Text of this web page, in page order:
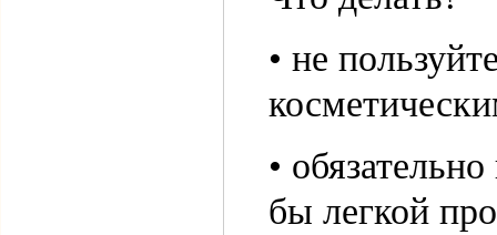
• не
•
бы легкой